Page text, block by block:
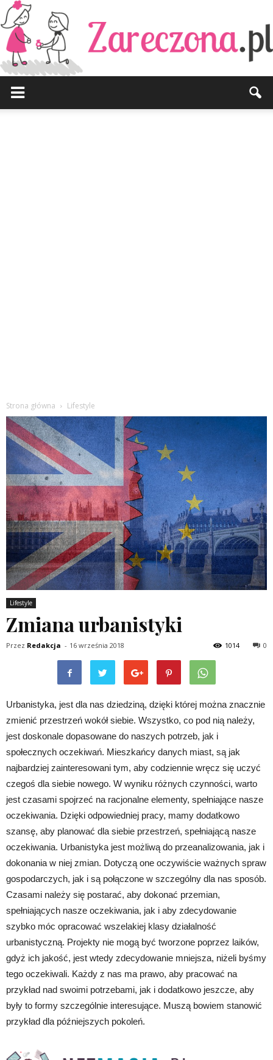
Strona główna Lifestyle
Lifestyle
Zmiana urbanistyki
Przez Redakcja - 16 września 2018 0
1014
Urbanistyka, jest dla nas dziedziną, dzięki której można znacznie
zmienić przestrzeń wokół siebie. Wszystko, co pod nią należy,
jest doskonale dopasowane do naszych potrzeb, jak i
społecznych oczekiwań. Mieszkańcy danych miast, są jak
najbardziej zainteresowani tym, aby codziennie wręcz się uczyć
czegoś dla siebie nowego. W wyniku różnych czynności, warto
jest czasami spojrzeć na racjonalne elementy, spełniające nasze
oczekiwania. Dzięki odpowiedniej pracy, mamy dodatkowo
szansę, aby planować dla siebie przestrzeń, spełniającą nasze
oczekiwania. Urbanistyka jest możliwą do przeanalizowania, jak i
dokonania w niej zmian. Dotyczą one oczywiście ważnych spraw
gospodarczych, jak i są połączone w szczególny dla nas sposób.
Czasami należy się postarać, aby dokonać przemian,
spełniających nasze oczekiwania, jak i aby zdecydowanie
szybko móc opracować wszelakiej klasy działalność
urbanistyczną. Projekty nie mogą być tworzone poprzez laików,
gdyż ich jakość, jest wtedy zdecydowanie mniejsza, niżeli byśmy
tego oczekiwali. Każdy z nas ma prawo, aby pracować na
przykład nad swoimi potrzebami, jak i dodatkowo jeszcze, aby
były to formy szczególnie interesujące. Muszą bowiem stanowić
przykład dla późniejszych pokoleń.